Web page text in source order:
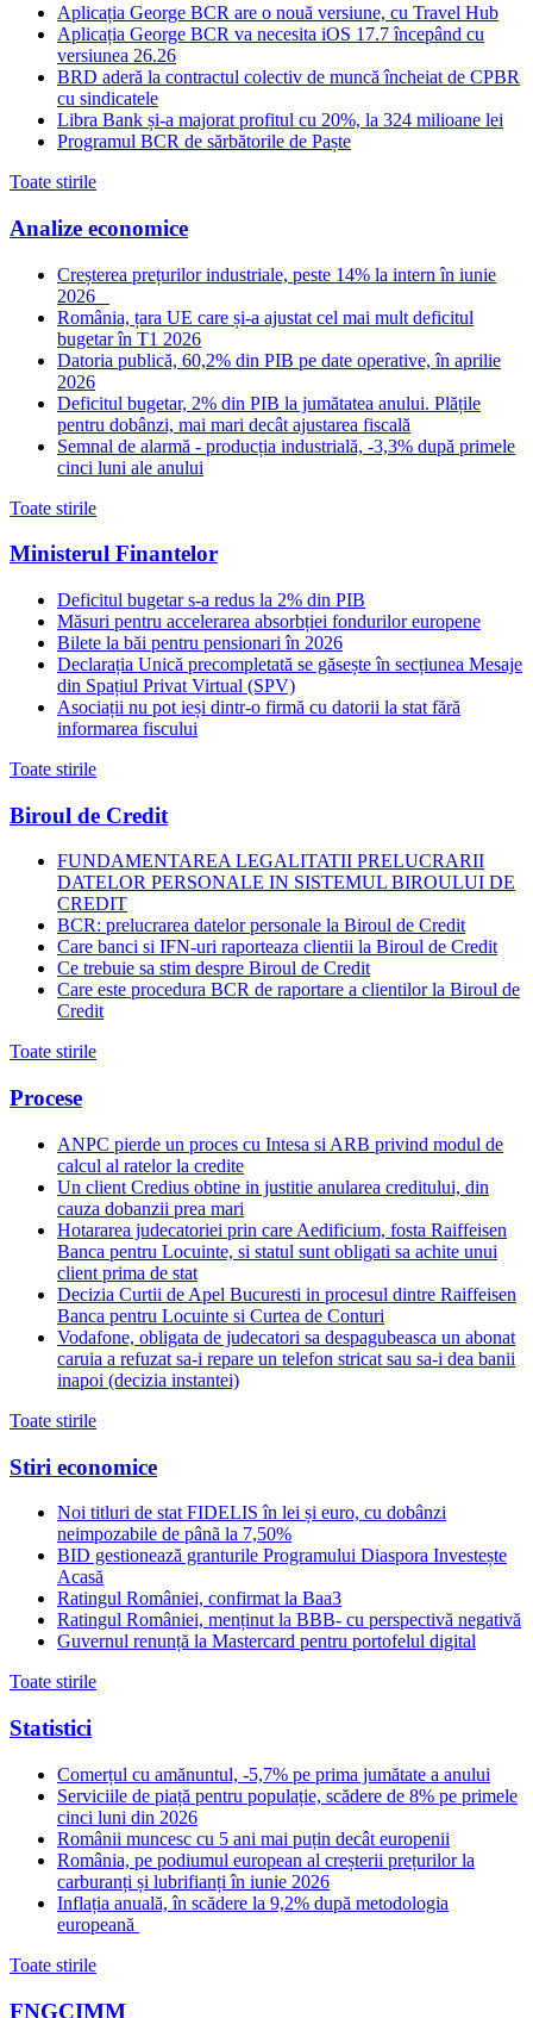
Aplicația George BCR are o nouă versiune, cu Travel Hub
Aplicația George BCR va necesita iOS 17.7 începând cu
versiunea 26.26
BRD aderă la contractul colectiv de muncă încheiat de CPBR
cu sindicatele
Libra Bank și-a majorat profitul cu 20%, la 324 milioane lei
Programul BCR de sărbătorile de Paște
Toate stirile
Analize economice
Creșterea prețurilor industriale, peste 14% la intern în iunie
2026
România, țara UE care și-a ajustat cel mai mult deficitul
bugetar în T1 2026
Datoria publică, 60,2% din PIB pe date operative, în aprilie
2026
Deficitul bugetar, 2% din PIB la jumătatea anului. Plățile
pentru dobânzi, mai mari decât ajustarea fiscală
Semnal de alarmă - producția industrială, -3,3% după primele
cinci luni ale anului
Toate stirile
Ministerul Finantelor
Deficitul bugetar s-a redus la 2% din PIB
Măsuri pentru accelerarea absorbției fondurilor europene
Bilete la băi pentru pensionari în 2026
Declarația Unică precompletată se găsește în secțiunea Mesaje
din Spațiul Privat Virtual (SPV)
Asociații nu pot ieși dintr-o firmă cu datorii la stat fără
informarea fiscului
Toate stirile
Biroul de Credit
FUNDAMENTAREA LEGALITATII PRELUCRARII
DATELOR PERSONALE IN SISTEMUL BIROULUI DE
CREDIT
BCR: prelucrarea datelor personale la Biroul de Credit
Care banci si IFN-uri raporteaza clientii la Biroul de Credit
Ce trebuie sa stim despre Biroul de Credit
Care este procedura BCR de raportare a clientilor la Biroul de
Credit
Toate stirile
Procese
ANPC pierde un proces cu Intesa si ARB privind modul de
calcul al ratelor la credite
Un client Credius obtine in justitie anularea creditului, din
cauza dobanzii prea mari
Hotararea judecatoriei prin care Aedificium, fosta Raiffeisen
Banca pentru Locuinte, si statul sunt obligati sa achite unui
client prima de stat
Decizia Curtii de Apel Bucuresti in procesul dintre Raiffeisen
Banca pentru Locuinte si Curtea de Conturi
Vodafone, obligata de judecatori sa despagubeasca un abonat
caruia a refuzat sa-i repare un telefon stricat sau sa-i dea banii
inapoi (decizia instantei)
Toate stirile
Stiri economice
Noi titluri de stat FIDELIS în lei și euro, cu dobânzi
neimpozabile de pânã la 7,50%
BID gestionează granturile Programului Diaspora Investește
Acasă
Ratingul României, confirmat la Baa3
Ratingul României, menținut la BBB- cu perspectivă negativă
Guvernul renunță la Mastercard pentru portofelul digital
Toate stirile
Statistici
Comerțul cu amănuntul, -5,7% pe prima jumătate a anului
Serviciile de piață pentru populație, scădere de 8% pe primele
cinci luni din 2026
Românii muncesc cu 5 ani mai puțin decât europenii
România, pe podiumul european al creșterii prețurilor la
carburanți și lubrifianți în iunie 2026
Inflația anuală, în scădere la 9,2% după metodologia
europeană
Toate stirile
FNGCIMM